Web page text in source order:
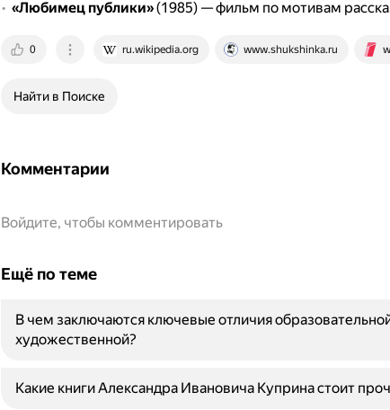
«Любимец публики»(1985) — фильм по мотивам
0 ru.wikipedia.org www.shukshinka.ru
Найти в Поиске
Комментарии
Войдите, чтобы комментировать
Ещё по теме
В чем заключаются ключевые отличия
художественной?
Какие книги Александра Ивановича Куприна стоит